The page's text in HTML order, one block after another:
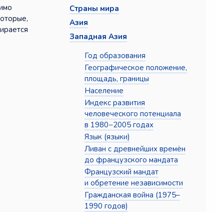
Страны мира
Азия
Западная Азия
Год образования
Географическое положение,
площадь, границы
Население
Индекс развития
человеческого потенциала
в 1980−2005 годах
Язык (языки)
Ливан с древнейших времён
до французского мандата
Французский мандат
и обретение независимости
Гражданская война (1975–
1990 годов)